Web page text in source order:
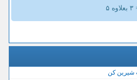
۵
شیرین کن